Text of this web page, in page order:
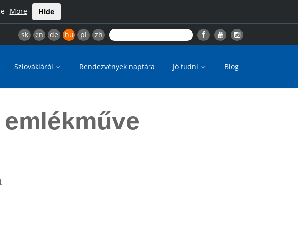
More Hide
sk en de hu pl zh
Szlovákiáról Rendezvények naptára Jó tudni Blog